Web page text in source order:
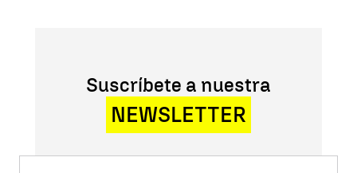
Suscríbete a nuestra
NEWSLETTER